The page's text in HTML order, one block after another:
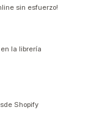
sin esfuerzo!
la librería
Shopify